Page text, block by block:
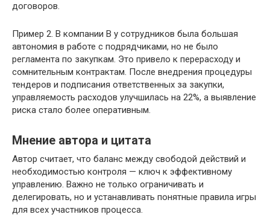
договоров.
Пример 2. В компании B у сотрудников была большая
автономия в работе с подрядчиками, но не было
регламента по закупкам. Это привело к перерасходу и
сомнительным контрактам. После внедрения процедуры
тендеров и подписания ответственных за закупки,
управляемость расходов улучшилась на 22%, а выявление
риска стало более оперативным.
Мнение автора и цитата
Автор считает, что баланс между свободой действий и
необходимостью контроля — ключ к эффективному
управлению. Важно не только ограничивать и
делегировать, но и устанавливать понятные правила игры
для всех участников процесса.